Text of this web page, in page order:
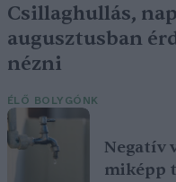
Csillaghullás,
augusztusban
nézni
ÉLŐ BOLYGÓNK
Negatív
miképp